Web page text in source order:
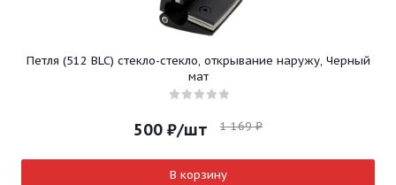
Петля (512 BLC) стекло-стекло, открывание наружу, Черный
мат
500 ₽/шт 1 169₽
В корзину